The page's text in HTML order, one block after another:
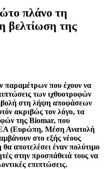
πλάνο τη
βελτίωση της
παραμέτρων που έχουν να
των ιχθυοτροφών
στη λήψη αποφάσεων
ακριβώς τον λόγο, τα
της Biomar, που
(Ευρώπη, Μέση Ανατολή
στο εξής νέους
αποτελέσει έναν πολύτιμο
στην προσπάθειά τους να
επιπτώσεις.